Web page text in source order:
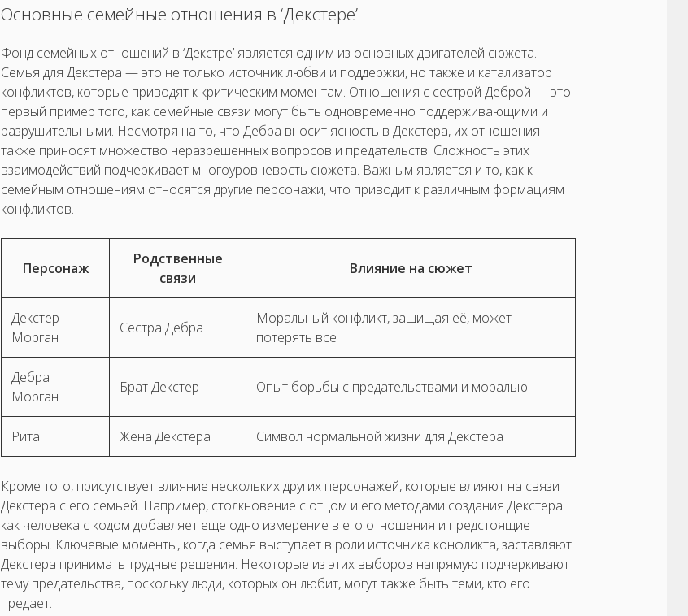
Основные семейные отношения в ‘Декстере’
Фонд семейных отношений в ‘Декстре’ является одним из основных двигателей сюжета.
Семья для Декстера — это не только источник любви и поддержки, но также и катализатор
конфликтов, которые приводят к критическим моментам. Отношения с сестрой Деброй — это
первый пример того, как семейные связи могут быть одновременно поддерживающими и
разрушительными. Несмотря на то, что Дебра вносит ясность в Декстера, их отношения
также приносят множество неразрешенных вопросов и предательств. Сложность этих
взаимодействий подчеркивает многоуровневость сюжета. Важным является и то, как к
семейным отношениям относятся другие персонажи, что приводит к различным формациям
конфликтов.
Персонаж
Родственные
связи
Влияние на сюжет
Декстер
Морган
Сестра Дебра
Моральный конфликт, защищая её, может
потерять все
Дебра
Морган
Брат Декстер Опыт борьбы с предательствами и моралью
Рита Жена Декстера Символ нормальной жизни для Декстера
Кроме того, присутствует влияние нескольких других персонажей, которые влияют на связи
Декстера с его семьей. Например, столкновение с отцом и его методами создания Декстера
как человека с кодом добавляет еще одно измерение в его отношения и предстоящие
выборы. Ключевые моменты, когда семья выступает в роли источника конфликта, заставляют
Декстера принимать трудные решения. Некоторые из этих выборов напрямую подчеркивают
тему предательства, поскольку люди, которых он любит, могут также быть теми, кто его
предает.